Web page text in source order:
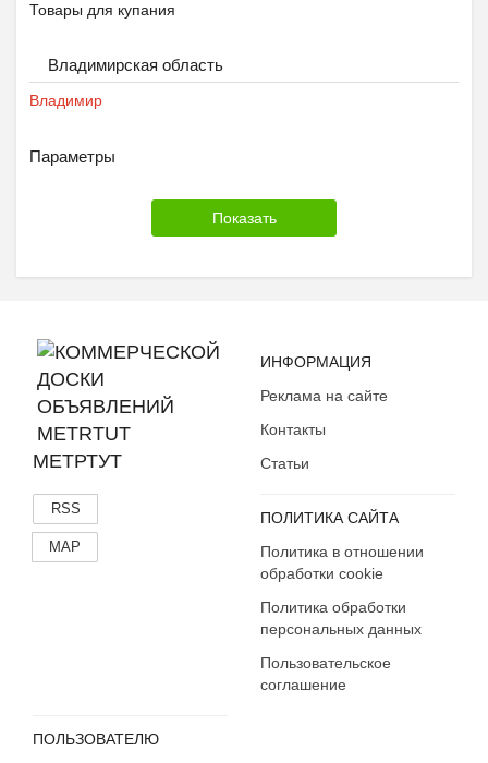
Товары для купания
Владимирская область
Владимир
Параметры
МЕТРТУТ
RSS
MAP
ИНФОРМАЦИЯ
Реклама на сайте
Контакты
Статьи
ПОЛИТИКА САЙТА
Политика в отношении
обработки cookie
Политика обработки
персональных данных
Пользовательское
соглашение
ПОЛЬЗОВАТЕЛЮ